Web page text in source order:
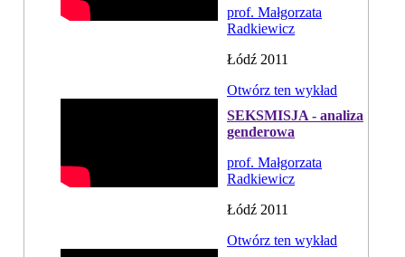
prof. Małgorzata
Radkiewicz
Łódź 2011
Otwórz ten wykład
SEKSMISJA - analiza
genderowa
prof. Małgorzata
Radkiewicz
Łódź 2011
Otwórz ten wykład